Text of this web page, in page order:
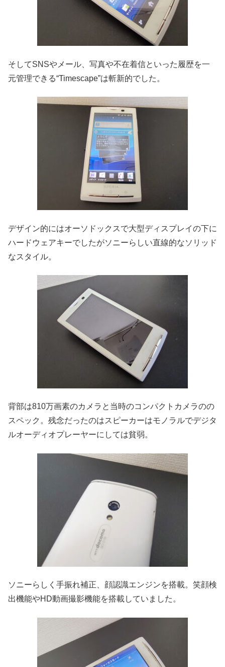
そしてSNSやメール、写真や不在着信といった履歴を一
元管理できる“Timescape”は斬新的でした。
デザイン的にはオーソドックスで大型ディスプレイの下に
ハードウェアキーでしたがソニーらしい直線的なソリッド
なスタイル。
背部は810万画素のカメラと当時のコンパクトカメラのの
スペック。残念だったのはスピーカーはモノラルでデジタ
ルオーディオプレーヤーにしては貧弱。
ソニーらしく手振れ補正、顔認識エンジンを搭載。笑顔検
出機能やHD動画撮影機能を搭載していました。